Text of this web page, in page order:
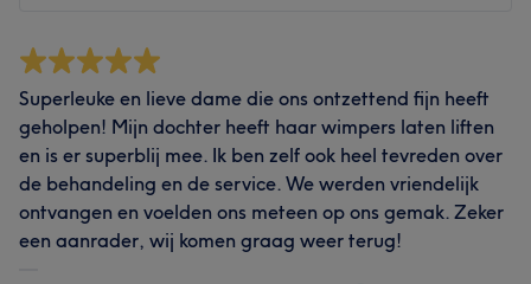
Superleuke en lieve dame die ons ontzettend fijn heeft
geholpen! Mijn dochter heeft haar wimpers laten liften
en is er superblij mee. Ik ben zelf ook heel tevreden over
de behandeling en de service. We werden vriendelijk
ontvangen en voelden ons meteen op ons gemak. Zeker
een aanrader, wij komen graag weer terug!